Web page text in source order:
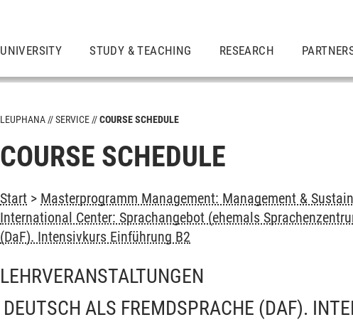
UNIVERSITY STUDY & TEACHING RESEARCH
LEUPHANA SERVICE COURSE SCHEDULE
COURSE SCHEDULE
Start > Masterprogramm Management: Management &
International Center: Sprachangebot (ehemals
(DaF). Intensivkurs Einführung B2
LEHRVERANSTALTUNGEN
DEUTSCH ALS FREMDSPRACHE (DAF).